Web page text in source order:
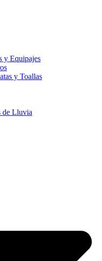
y Equipajes
y Toallas
de Lluvia